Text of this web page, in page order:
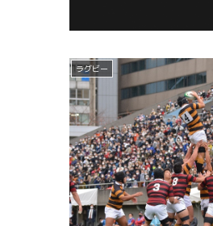
ラグビー